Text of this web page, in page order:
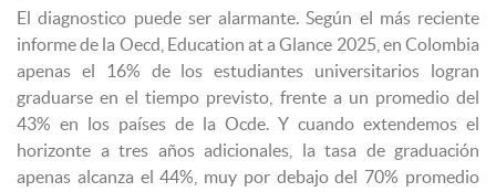
El diagnostico puede ser alarmante. Según el más reciente
informe de la Oecd, Education at a Glance 2025, en Colombia
apenas el 16% de los estudiantes universitarios logran
graduarse en el tiempo previsto, frente a un promedio del
43% en los países de la Ocde. Y cuando extendemos el
horizonte a tres años adicionales, la tasa de graduación
apenas alcanza el 44%, muy por debajo del 70% promedio